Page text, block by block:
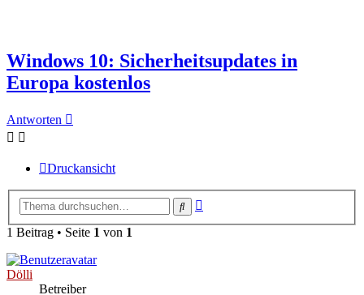
Windows 10: Sicherheitsupdates in
Europa kostenlos
Antworten
Druckansicht
Suche
1 Beitrag • Seite 1 von 1
Dölli
Betreiber